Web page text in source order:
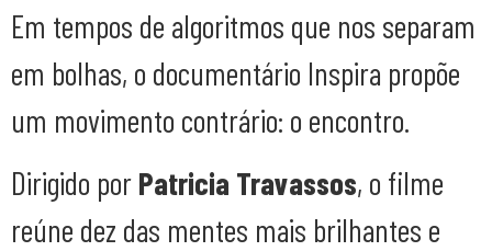
Em tempos de algoritmos que nos separam
em bolhas, o documentário Inspira propõe
um movimento contrário: o encontro.
Dirigido por Patricia Travassos, o filme
reúne dez das mentes mais brilhantes e